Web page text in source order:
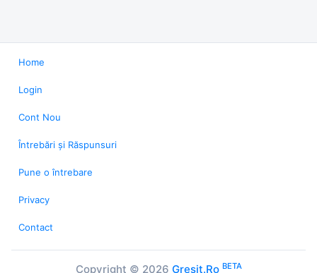
Home
Login
Cont Nou
Întrebări și Răspunsuri
Pune o întrebare
Privacy
Contact
Copyright © 2026 Gresit.Ro BETA